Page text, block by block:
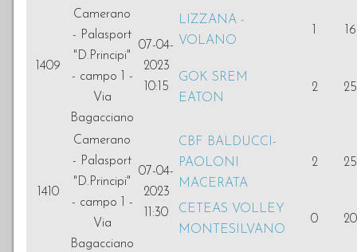
1409
Camerano
- Palasport
"D.Principi"
- campo 1 -
Via
Bagacciano
07-04-
2023
10:15
LIZZANA -
VOLANO
1 16
GOK SREM
EATON
2 25
1410
Camerano
- Palasport
"D.Principi"
- campo 1 -
Via
Bagacciano
07-04-
2023
11:30
CBF BALDUCCI-
PAOLONI
MACERATA
2 25
CETEAS VOLLEY
MONTESILVANO
0 20